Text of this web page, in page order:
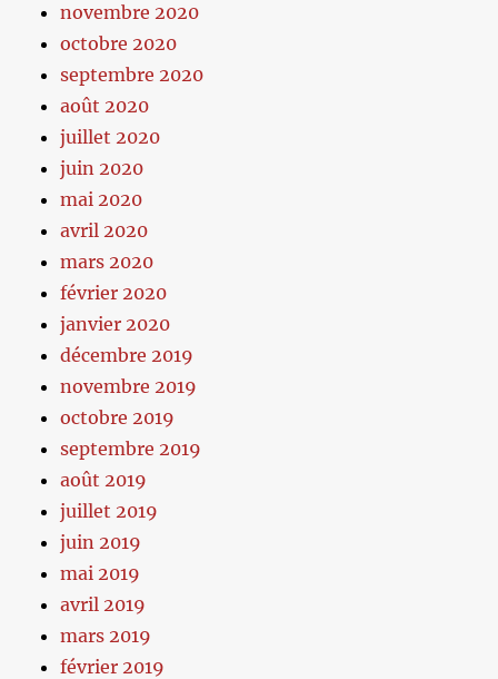
novembre 2020
octobre 2020
septembre 2020
août 2020
juillet 2020
juin 2020
mai 2020
avril 2020
mars 2020
février 2020
janvier 2020
décembre 2019
novembre 2019
octobre 2019
septembre 2019
août 2019
juillet 2019
juin 2019
mai 2019
avril 2019
mars 2019
février 2019